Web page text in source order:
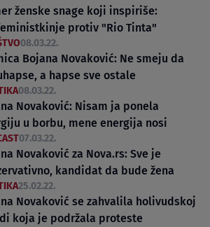
ženske snage koji inspiriše:
protiv "Rio Tinta"
08.03.22.
Bojana Novaković: Ne smeju da
a hapse sve ostale
08.03.22.
Novaković: Nisam ja ponela
u borbu, mene energija nosi
07.03.22.
Novaković za Nova.rs: Sve je
kandidat da bude žena
25.02.22.
Novaković se zahvalila holivudskoj
koja je podržala proteste